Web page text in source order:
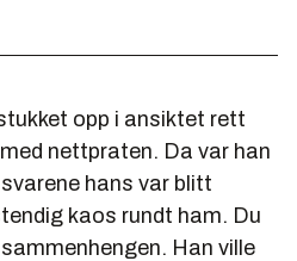
opp i ansiktet rett
nettpraten. Da var han
hans var blitt
kaos rundt ham. Du
Han ville